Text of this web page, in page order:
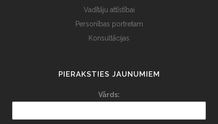
Vadītāju attīstībai
Personības portretam
Konsultācijas
PIERAKSTIES JAUNUMIEM
Vārds: